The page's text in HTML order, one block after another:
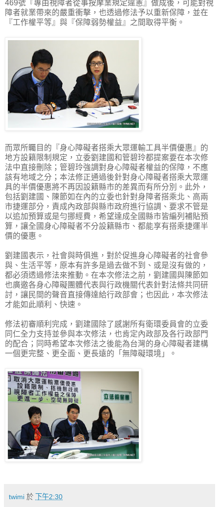
469號『專由視障者從事按摩業規定違憲』做成後，可能對視
障者就業帶來的嚴重衝擊，也透過修法予以重新保障，並在
『工作權平等』與『保障弱勢權益』之間取得平衡。
而眾所矚目的『身心障礙者搭乘大眾運輸工具半價優惠』的
地方設籍限制規定，立委劉建國和管碧玲都提案要在本次修
法中直接刪除；管碧玲強調對身心障礙者權益的保障，不應
該有地域之分；本法修正通過後針對身心障礙者搭乘大眾運
具的半價優惠將不再因設籍縣市的差異而有所分別。此外，
包括劉建國、陳節如在內的立委也針對身障者搭乘北、高兩
市捷運部分，責成內政部與縣市政府進行協調、要求不管是
以追加預算或是勻挪經費，希望達成全國縣市皆編列補貼預
算，讓全國身心障礙者不分設籍縣市、都能享有搭乘捷運半
價的優惠。
劉建國表示，社會與時俱進，對於促進身心障礙者的社會參
與、生活平等，原本有許多是過去做不到、或是沒有做的，
都必須透過修法來推動。在本次修法之前，劉建國與陳節如
也廣邀各身心障礙團體代表與行政機關代表針對法條共同研
討，讓民間的聲音直接傳達給行政部會；也因此，本次修法
才能如此順利、快速。
修法初審順利完成，劉建國除了感謝所有衛環委員會的立委
同仁全力支持並參與本次修法，也肯定內政部及各行政部門
的配合；同時希望本次修法之後能為台灣的身心障礙者建構
一個更完整、更全面、更長遠的「無障礙環境」。
twimi 於 下午2:30